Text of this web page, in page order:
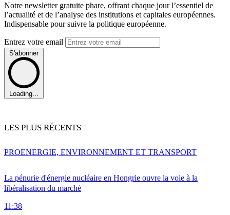
Notre newsletter gratuite phare, offrant chaque jour l’essentiel de
l’actualité et de l’analyse des institutions et capitales européennes.
Indispensable pour suivre la politique européenne.
Entrez votre email
S'abonner
Loading...
LES PLUS RÉCENTS
La pénurie d'énergie nucléaire en Hongrie ouvre la voie à la
libéralisation du marché
11:38
PROENERGIE, ENVIRONNEMENT ET TRANSPORT